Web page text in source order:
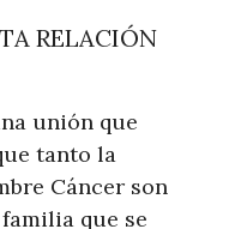
RELACIÓN
unión que
tanto la
Cáncer son
que se